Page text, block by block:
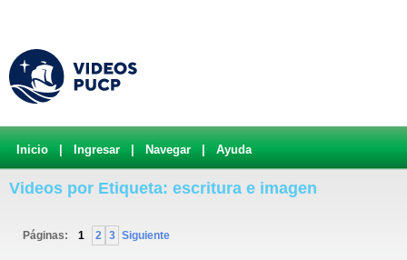
Inicio Ingresar Navegar Ayuda
Videos por Etiqueta: escritura e imagen
Páginas: 1 2 3 Siguiente